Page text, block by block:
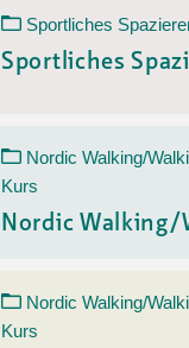
Sportliches
Sportliches
Nordic Walking/
Kurs
Nordic Walking/
Nordic Walking/
Kurs